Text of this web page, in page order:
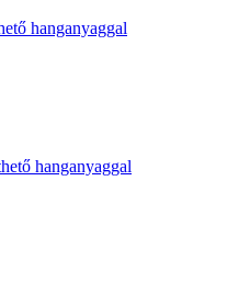
hanganyaggal
hanganyaggal